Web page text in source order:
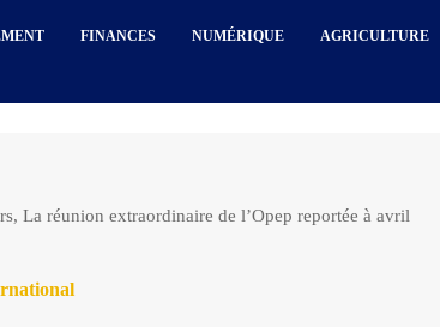
FINANCES NUMÉRIQUE AGRICULTURE
La réunion extraordinaire de l’Opep reportée à avril